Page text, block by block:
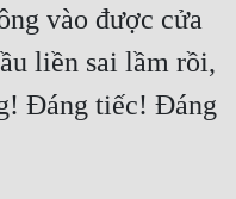
vào được cửa
liền sai lầm rồi,
Đáng tiếc! Đáng